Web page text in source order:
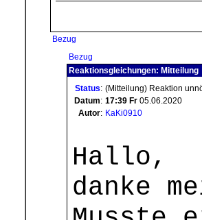
Bezug
Bezug
Reaktionsgleichungen: Mitteilung
Status: (Mitteilung) Reaktion
Datum: 17:39 Fr 05.06.2020
Autor: KaKi0910
Hallo,
danke